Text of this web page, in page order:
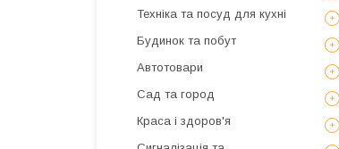
Техніка та посуд для кухні
Будинок та побут
Автотовари
Сад та город
Краса і здоров'я